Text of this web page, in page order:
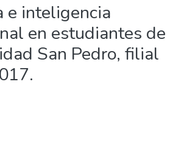
e inteligencia
en estudiantes de
San Pedro, filial